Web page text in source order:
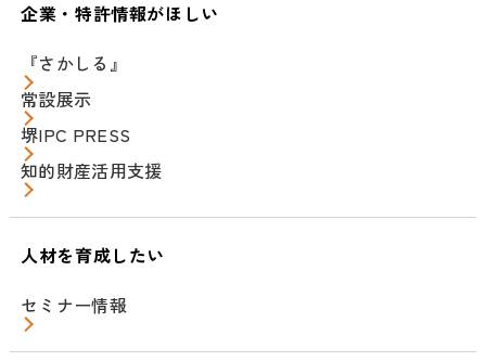
企業・特許情報がほしい
『さかしる』
常設展示
堺IPC PRESS
知的財産活用支援
人材を育成したい
セミナー情報